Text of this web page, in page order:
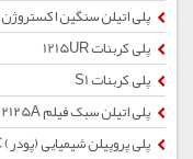
پلی اتیلن سنگین اکستروژن EX3-G
پلی کربنات 1215UR
پلی کربنات S1
پلی اتیلن سبک فیلم LFI2125A
پلی پروپیلن شیمیایی (پودر) ZB332C